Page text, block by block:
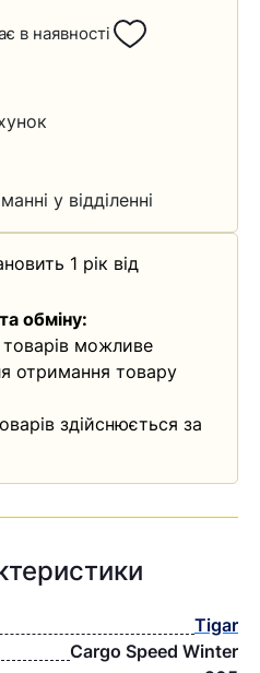
в наявності
у відділенні
1 рік від
обміну:
можливе
отримання товару
здійснюється за
Tigar
Cargo Speed Winter